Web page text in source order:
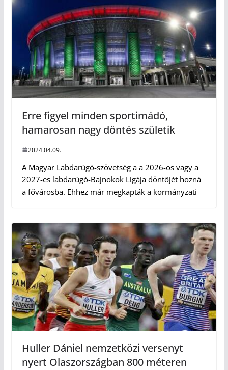
Erre figyel minden sportimádó,
hamarosan nagy döntés születik
2024.04.09.
A Magyar Labdarúgó-szövetség a a 2026-os vagy a
2027-es labdarúgó-Bajnokok Ligája döntőjét hozná
a fővárosba. Ehhez már megkapták a kormányzati
Huller Dániel nemzetközi versenyt
nyert Olaszországban 800 méteren